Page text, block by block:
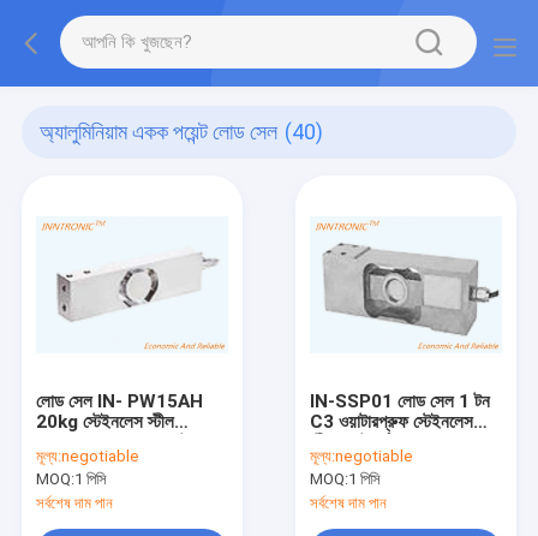
অ্যালুমিনিয়াম একক পয়েন্ট লোড সেল (40)
লোড সেল IN- PW15AH
20kg স্টেইনলেস স্টীল
শক্তি সেন্সর প্ল্যাটফর্ম স্কেল জন্য
2mv/v
মূল্য:negotiable
MOQ:1 পিসি
সর্বশেষ দাম পান
IN-SSP01 লোড সেল 1 টন
C3 ওয়াটারপ্রুফ স্টেইনলেস
শক্তি সেন্সর স্কেল ফুড
চেকওয়েজার 2mV/V
মূল্য:negotiable
MOQ:1 পিসি
সর্বশেষ দাম পান